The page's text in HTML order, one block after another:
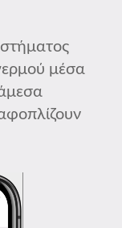
μέσα